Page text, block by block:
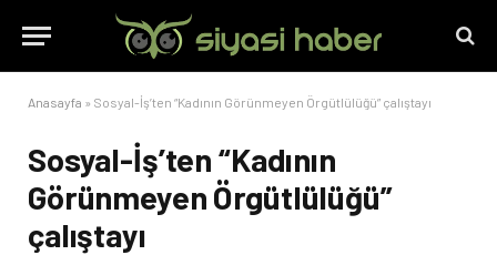
Anasayfa » Sosyal-İş’ten “Kadının Görünmeyen Örgütlülüğü” çalıştayı
Sosyal-İş’ten “Kadının
Görünmeyen Örgütlülüğü”
çalıştayı